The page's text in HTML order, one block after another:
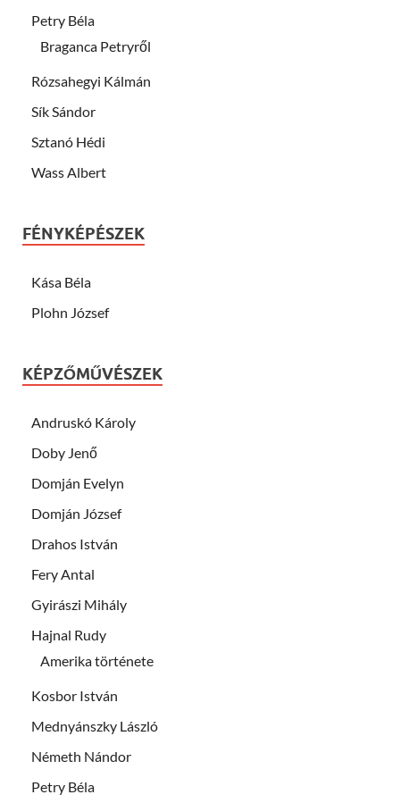
Petry Béla
Braganca Petryről
Rózsahegyi Kálmán
Sík Sándor
Sztanó Hédi
Wass Albert
FÉNYKÉPÉSZEK
Kása Béla
Plohn József
KÉPZŐMŰVÉSZEK
Andruskó Károly
Doby Jenő
Domján Evelyn
Domján József
Drahos István
Fery Antal
Gyirászi Mihály
Hajnal Rudy
Amerika története
Kosbor István
Mednyánszky László
Németh Nándor
Petry Béla